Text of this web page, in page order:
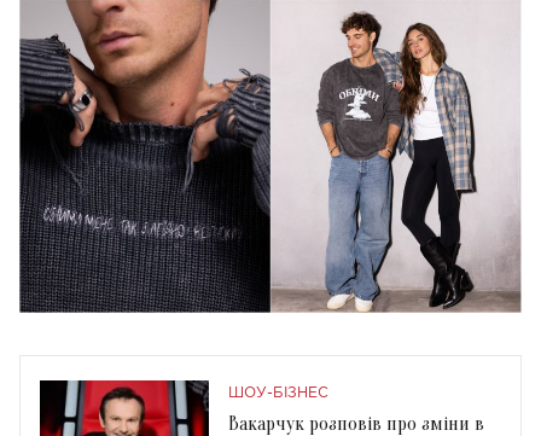
ШОУ-БІЗНЕС
Вакарчук розповів про зміни в